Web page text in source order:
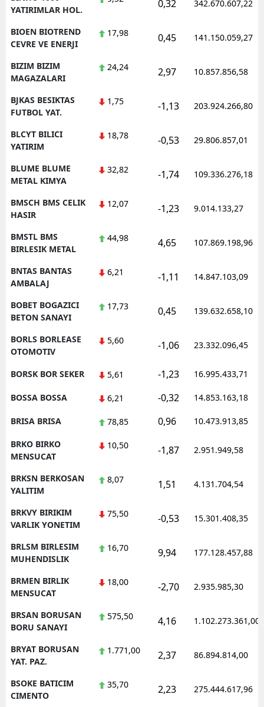
YATIRIMLAR HOL.
0,32 342.670.607,22
BIOEN BIOTREND
CEVRE VE ENERJI
17,98 0,45 141.150.059,27
BIZIM BIZIM
MAGAZALARI
24,24 2,97 10.857.856,58
BJKAS BESIKTAS
FUTBOL YAT.
1,75 -1,13 203.924.266,80
BLCYT BILICI
YATIRIM
18,78 -0,53 29.806.857,01
BLUME BLUME
METAL KIMYA
32,82 -1,74 109.336.276,18
BMSCH BMS CELIK
HASIR
12,07 -1,23 9.014.133,27
BMSTL BMS
BIRLESIK METAL
44,98 4,65 107.869.198,96
BNTAS BANTAS
AMBALAJ
6,21 -1,11 14.847.103,09
BOBET BOGAZICI
BETON SANAYI
17,73 0,45 139.632.658,10
BORLS BORLEASE
OTOMOTIV
5,60 -1,06 23.332.096,45
BORSK BOR SEKER 5,61 -1,23 16.995.433,71
BOSSA BOSSA 6,21 -0,32 14.853.163,18
BRISA BRISA 78,85 0,96 10.473.913,85
BRKO BIRKO
MENSUCAT
10,50 -1,87 2.951.949,58
BRKSN BERKOSAN
YALITIM
8,07 1,51 4.131.704,54
BRKVY BIRIKIM
VARLIK YONETIM
75,50 -0,53 15.301.408,35
BRLSM BIRLESIM
MUHENDISLIK
16,70 9,94 177.128.457,88
BRMEN BIRLIK
MENSUCAT
18,00 -2,70 2.935.985,30
BRSAN BORUSAN
BORU SANAYI
575,50 4,16 1.102.273.361,00
BRYAT BORUSAN
YAT. PAZ.
1.771,00 2,37 86.894.814,00
BSOKE BATICIM
CIMENTO
35,70 2,23 275.444.617,96